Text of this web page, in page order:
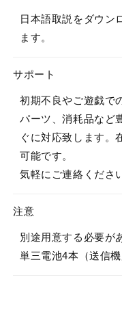
日本語取説をダウン
ます。
サポート
初期不良やご遊戯で
パーツ、消耗品など
ぐに対応致します。
可能です。
気軽にご連絡くださ
注意
別途用意する必要が
単三電池4本（送信機